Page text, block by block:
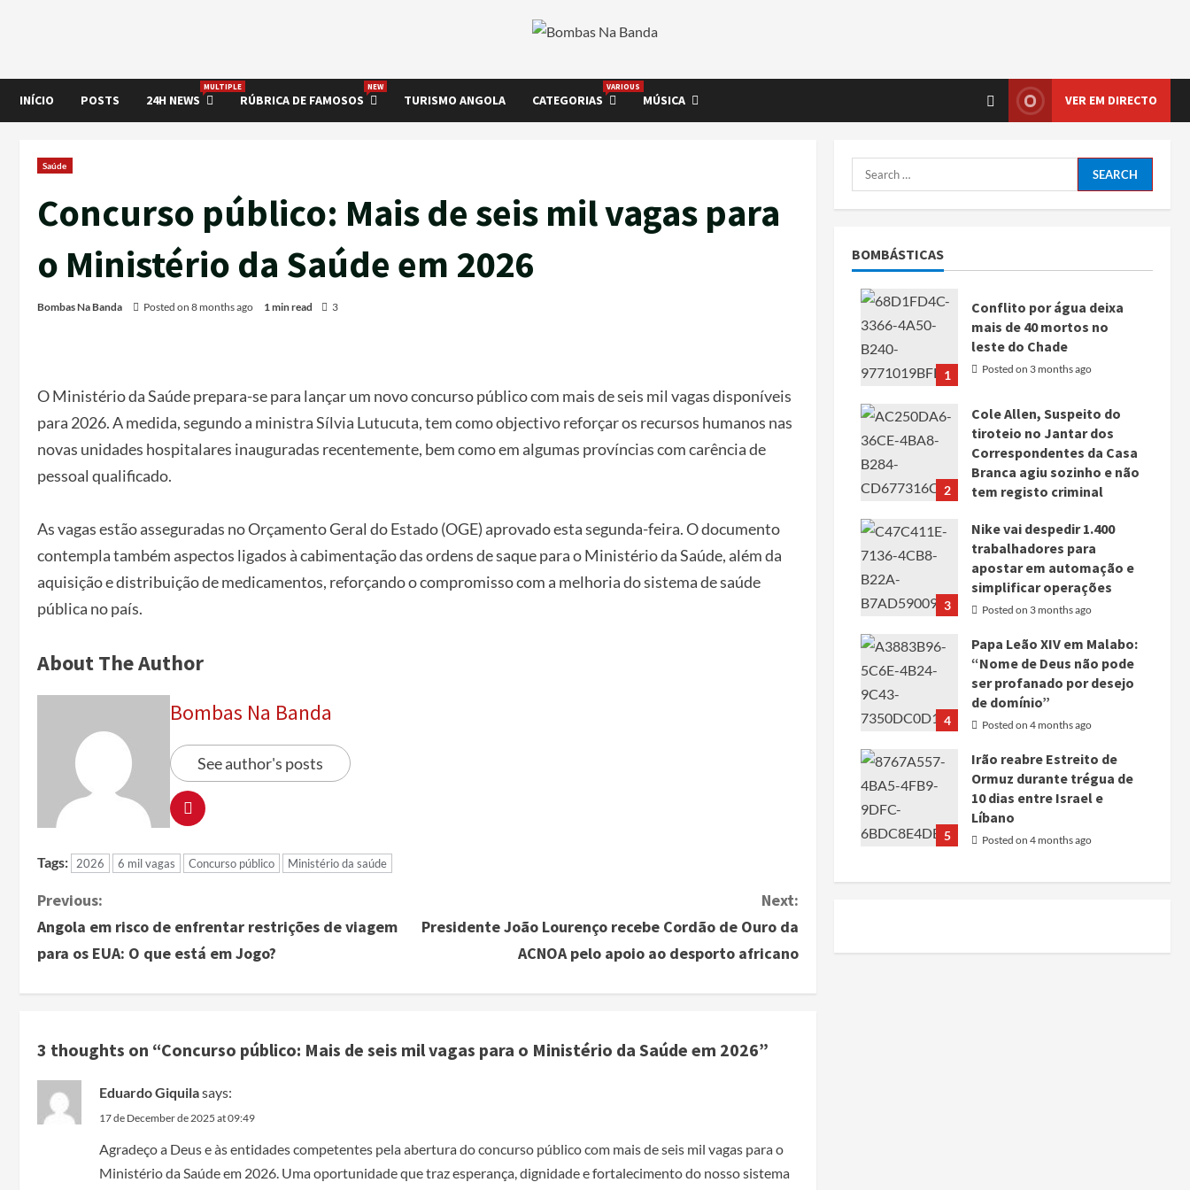
INÍCIO POSTS 24H NEWS
MULTIPLE
RÚBRICA DE FAMOSOS
NEW
TURISMO ANGOLA CATEGORIAS
VARIOUS
MÚSICA VER EM DIRECTO
Saúde
Concurso público: Mais de seis mil vagas para
o Ministério da Saúde em 2026
Bombas Na Banda Posted on 8 months ago 1 min read 3
O Ministério da Saúde prepara-se para lançar um novo concurso público com mais de seis mil vagas disponíveis
para 2026. A medida, segundo a ministra Sílvia Lutucuta, tem como objectivo reforçar os recursos humanos nas
novas unidades hospitalares inauguradas recentemente, bem como em algumas províncias com carência de
pessoal qualificado.
As vagas estão asseguradas no Orçamento Geral do Estado (OGE) aprovado esta segunda-feira. O documento
contempla também aspectos ligados à cabimentação das ordens de saque para o Ministério da Saúde, além da
aquisição e distribuição de medicamentos, reforçando o compromisso com a melhoria do sistema de saúde
pública no país.
About The Author
Bombas Na Banda
See author's posts
Tags: 2026 6 mil vagas Concurso público Ministério da saúde
Previous:
Angola em risco de enfrentar restrições de viagem
para os EUA: O que está em Jogo?
Next:
Presidente João Lourenço recebe Cordão de Ouro da
ACNOA pelo apoio ao desporto africano
3 thoughts on “Concurso público: Mais de seis mil vagas para o Ministério da Saúde em 2026”
Eduardo Giquilasays:
17 de December de 2025 at 09:49
Agradeço a Deus e às entidades competentes pela abertura do concurso público com mais de seis mil vagas para o
Ministério da Saúde em 2026. Uma oportunidade que traz esperança, dignidade e fortalecimento do nosso sistema
BOMBÁSTICAS
1
Conflito por água deixa
mais de 40 mortos no
leste do Chade
Posted on 3 months ago
2
Cole Allen, Suspeito do
tiroteio no Jantar dos
Correspondentes da Casa
Branca agiu sozinho e não
tem registo criminal
3
Nike vai despedir 1.400
trabalhadores para
apostar em automação e
simplificar operações
Posted on 3 months ago
4
Papa Leão XIV em Malabo:
“Nome de Deus não pode
ser profanado por desejo
de domínio”
Posted on 4 months ago
5
Irão reabre Estreito de
Ormuz durante trégua de
10 dias entre Israel e
Líbano
Posted on 4 months ago